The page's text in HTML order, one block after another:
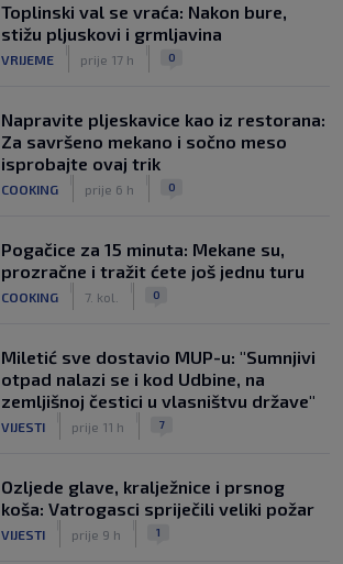
Toplinski val se vraća: Nakon bure,
stižu pljuskovi i grmljavina
VRIJEME prije 17 h 0
Napravite pljeskavice kao iz restorana:
Za savršeno mekano i sočno meso
isprobajte ovaj trik
COOKING prije 6 h 0
Pogačice za 15 minuta: Mekane su,
prozračne i tražit ćete još jednu turu
COOKING 7. kol. 0
Miletić sve dostavio MUP-u: "Sumnjivi
otpad nalazi se i kod Udbine, na
zemljišnoj čestici u vlasništvu države"
VIJESTI prije 11 h 7
Ozljede glave, kralježnice i prsnog
koša: Vatrogasci spriječili veliki požar
VIJESTI prije 9 h 1